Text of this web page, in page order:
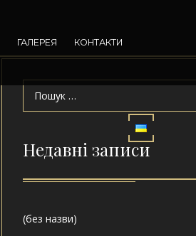
ГАЛЕРЕЯ КОНТАКТИ
Недавні записи
(без назви)